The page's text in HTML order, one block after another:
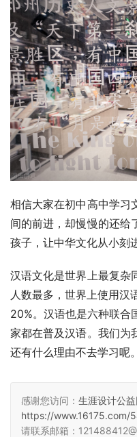
相信大家在初中高中学习
间的前进，却慢慢的还给
孩子，让中华文化从小刻
汉语文化是世界上最复杂
人数最多，世界上使用汉
20%。汉语也是六种联合
家都在普及汉语。我们为
还有什么理由不去学习呢。
感谢您访问： 生涯设计公益
https://www.16175.com/
请联系邮箱：